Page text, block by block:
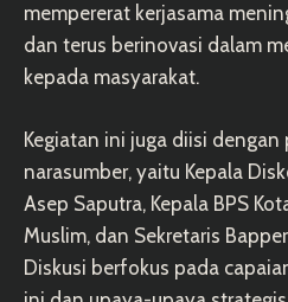
mempererat kerjasama
dan terus berinovasi dalam
kepada masyarakat.
Kegiatan ini juga diisi
narasumber, yaitu Kepala
Asep Saputra, Kepala BPS
Muslim, dan Sekretaris
Diskusi berfokus pada